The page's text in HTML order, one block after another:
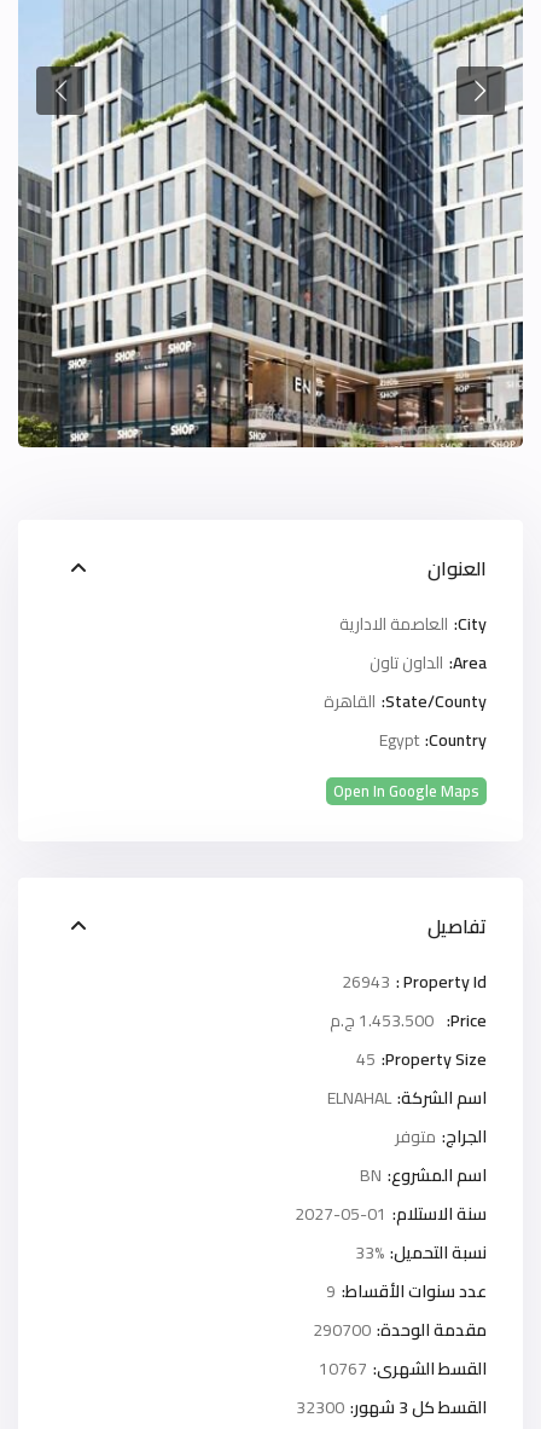
العنوان
City: العاصمة الادارية
Area: الداون تاون
State/County: القاهرة
Country:
Egypt
Open In Google Maps
تفاصيل
Property Id :
26943
Price: 1.453.500 ج.م
Property Size:
45
اسم الشركة:ELNAHAL
الجراج: متوفر
اسم المشروع: BN
سنة الاستلام: 2027-05-01
نسبة التحميل:33%
عدد سنوات الأقساط: 9
مقدمة الوحدة:290700
القسط الشهرى: 10767
القسط كل 3 شهور:
32300